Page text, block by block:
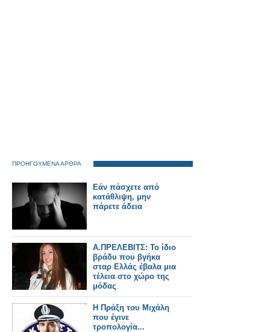
ΠΡΟΗΓΟΥΜΕΝΑ ΑΡΘΡΑ
Εάν πάσχετε από
κατάθλιψη, μην
πάρετε άδεια
Α.ΠΡΕΛΕΒΙΤΣ: Το ίδιο
βράδυ που βγήκα
σταρ Ελλάς έβαλα μια
τέλεια στο χώρο της
μόδας
Η Πράξη του Μιχάλη
που έγινε
τροπολογία...